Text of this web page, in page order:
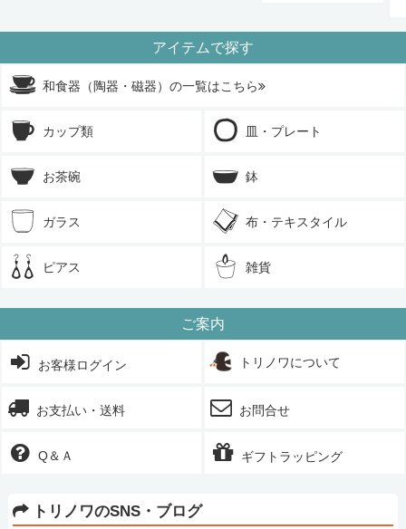
アイテムで探す
和食器（陶器・磁器）の一覧はこちら
カップ類 皿・プレート
お茶碗 鉢
ガラス 布・テキスタイル
ピアス 雑貨
ご案内
お客様ログイン トリノワについて
お支払い・送料 お問合せ
Q＆Ａ ギフトラッピング
トリノワのSNS・ブログ